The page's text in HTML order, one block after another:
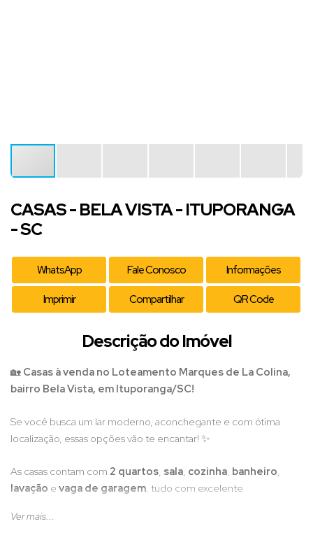
CASAS - BELA VISTA - ITUPORANGA
- SC
WhatsApp Fale Conosco Informações
Imprimir Compartilhar QR Code
Descrição do Imóvel
🏡 Casas à venda no Loteamento Marques de La Colina,
bairro Bela Vista, em Ituporanga/SC!
Se você busca um lar moderno, aconchegante e com ótima
localização, essas opções vão te encantar! ✨
As casas contam com 2 quartos, sala, cozinha, banheiro,
lavação e vaga de garagem , tudo com excelente
Ver mais...